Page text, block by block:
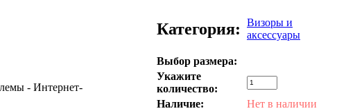
Категория:
Визоры и
аксессуары
Выбор размера:
Укажите
количество:
Наличие:
Нет в наличии